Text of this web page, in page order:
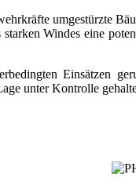
umgestürzte
Windes eine
Einsätzen
unter Kontrolle